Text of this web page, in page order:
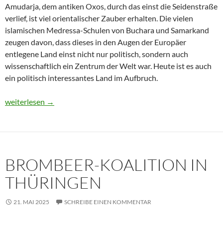
Amudarja, dem antiken Oxos, durch das einst die Seidenstraße
verlief, ist viel orientalischer Zauber erhalten. Die vielen
islamischen Medressa-Schulen von Buchara und Samarkand
zeugen davon, dass dieses in den Augen der Europäer
entlegene Land einst nicht nur politisch, sondern auch
wissenschaftlich ein Zentrum der Welt war. Heute ist es auch
ein politisch interessantes Land im Aufbruch.
Usbekistan 2025: Unterwegs in einem Land im Aufbruch
weiterlesen →
BROMBEER-KOALITION IN
THÜRINGEN
21. MAI 2025 SCHREIBE EINEN KOMMENTAR